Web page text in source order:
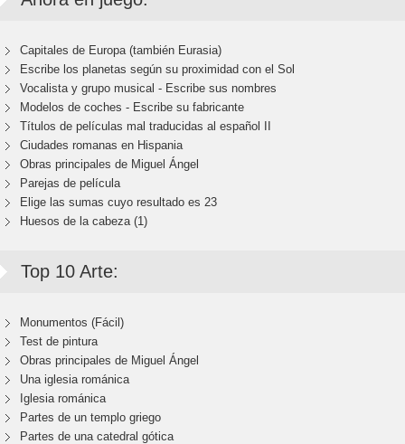
Capitales de Europa (también Eurasia)
Escribe los planetas según su proximidad con el Sol
Vocalista y grupo musical - Escribe sus nombres
Modelos de coches - Escribe su fabricante
Títulos de películas mal traducidas al español II
Ciudades romanas en Hispania
Obras principales de Miguel Ángel
Parejas de película
Elige las sumas cuyo resultado es 23
Huesos de la cabeza (1)
Top 10 Arte:
Monumentos (Fácil)
Test de pintura
Obras principales de Miguel Ángel
Una iglesia románica
Iglesia románica
Partes de un templo griego
Partes de una catedral gótica